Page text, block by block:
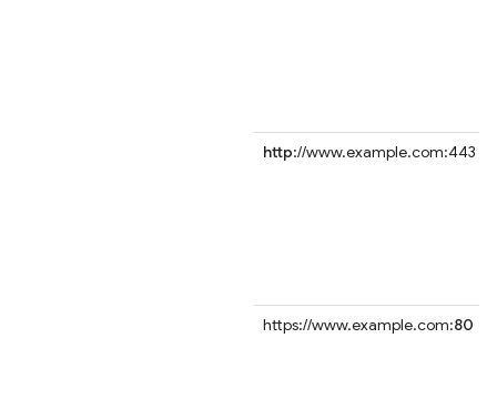
http://www.example.com:443
https://www.example.com:80